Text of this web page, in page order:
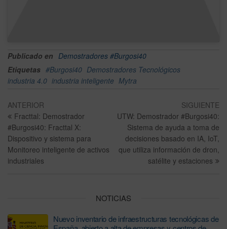
Publicado en Demostradores #Burgosi40
Etiquetas #Burgosi40 Demostradores Tecnológicos
industria 4.0 industria inteligente Mytra
ANTERIOR
Fracttal: Demostrador
#Burgosi40: Fracttal X:
Dispositivo y sistema para
Monitoreo inteligente de activos
industriales
SIGUIENTE
UTW: Demostrador #Burgosi40:
Sistema de ayuda a toma de
decisiones basado en IA, IoT,
que utiliza información de dron,
satélite y estaciones
NOTICIAS
Nuevo inventario de infraestructuras tecnológicas de